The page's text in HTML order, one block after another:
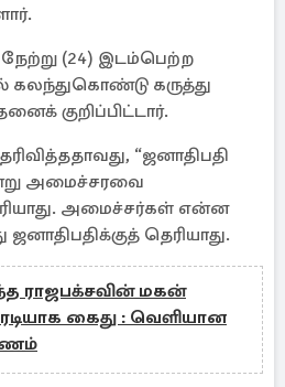
நேற்று (24) இடம்பெற்ற
கலந்துகொண்டு கருத்து
குறிப்பிட்டார்.
“ஜனாதிபதி
அமைச்சரவை
அமைச்சர்கள் என்ன
தெரியாது.
ராஜபக்சவின் மகன்
கைது : வெளியான